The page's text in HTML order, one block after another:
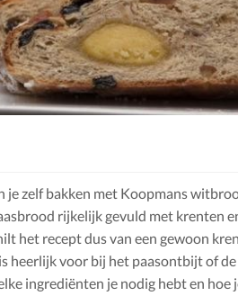
je zelf bakken met Koopmans
rijkelijk gevuld met krenten
het recept dus van een gewoon
heerlijk voor bij het paasontbijt of
ingrediënten je nodig hebt en hoe